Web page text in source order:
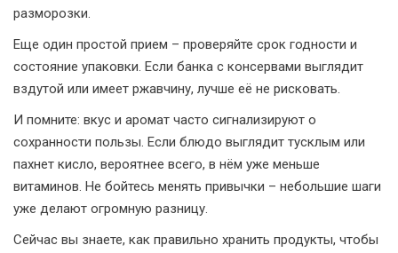
разморозки.
Еще один простой прием – проверяйте срок годности и
состояние упаковки. Если банка с консервами выглядит
вздутой или имеет ржавчину, лучше её не рисковать.
И помните: вкус и аромат часто сигнализируют о
сохранности пользы. Если блюдо выглядит тусклым или
пахнет кисло, вероятнее всего, в нём уже меньше
витаминов. Не бойтесь менять привычки – небольшие шаги
уже делают огромную разницу.
Сейчас вы знаете, как правильно хранить продукты, чтобы